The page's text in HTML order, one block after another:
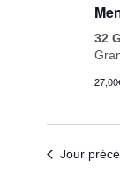
32
Jour